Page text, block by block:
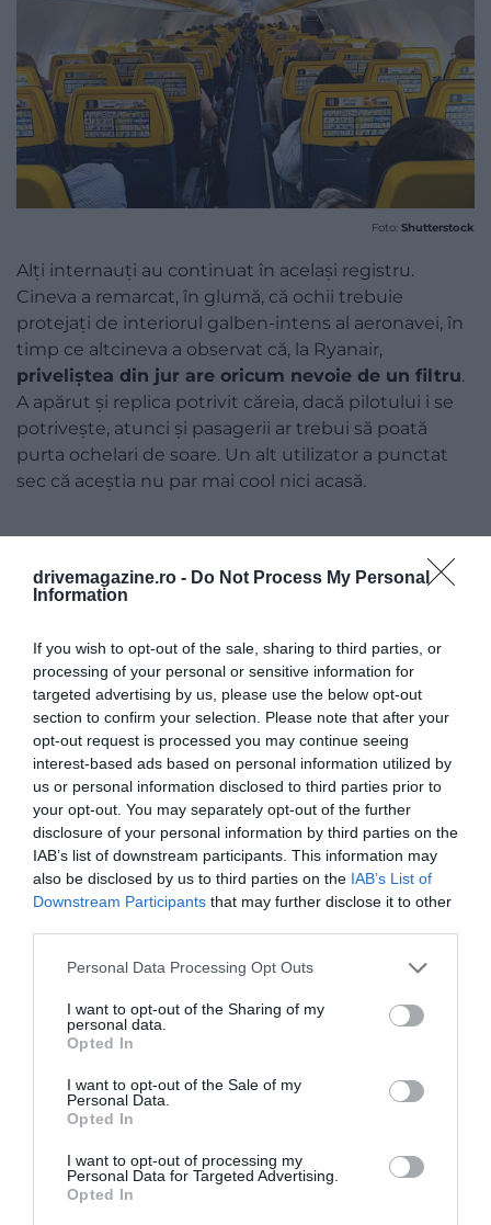
drivemagazine.ro - Do Not Process My Personal
Information
If you wish to opt-out of the sale, sharing to third parties, or
processing of your personal or sensitive information for
targeted advertising by us, please use the below opt-out
section to confirm your selection. Please note that after your
opt-out request is processed you may continue seeing
interest-based ads based on personal information utilized by
us or personal information disclosed to third parties prior to
your opt-out. You may separately opt-out of the further
disclosure of your personal information by third parties on the
IAB’s list of downstream participants. This information may
also be disclosed by us to third parties on the IAB’s List of
Downstream Participants that may further disclose it to other
Please note that this website/app uses one or more Google
not limited to your visit or usage behaviour. You may click to
grant or deny consent to Google and its third-party tags to
use your data for below specified purposes in below Google
consent section.
Personal Data Processing Opt Outs
I want to opt-out of the Sharing of my
personal data.
Opted In
I want to opt-out of the Sale of my
Personal Data.
Opted In
I want to opt-out of processing my
Personal Data for Targeted Advertising.
Opted In
Foto: Shutterstock
Alți internauți au continuat în același registru.
Cineva a remarcat, în glumă, că ochii trebuie
protejați de interiorul galben-intens al aeronavei, în
timp ce altcineva a observat că, la Ryanair,
priveliștea din jur are oricum nevoie de un filtru.
A apărut și replica potrivit căreia, dacă pilotului i se
potrivește, atunci și pasagerii ar trebui să poată
purta ochelari de soare. Un alt utilizator a punctat
sec că aceștia nu par mai cool nici acasă.